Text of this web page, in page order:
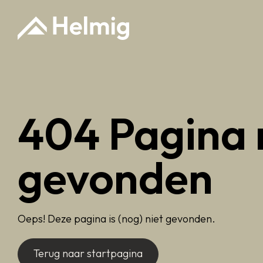
404 Pagina
gevonden
Oeps! Deze pagina is (nog) niet gevonden.
Terug naar startpagina